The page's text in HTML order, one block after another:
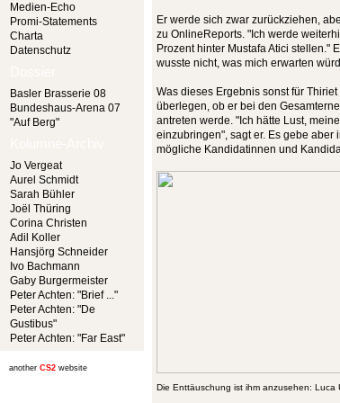
Medien-Echo
Promi-Statements
Charta
Datenschutz
Basler Brasserie 08
Bundeshaus-Arena 07
"Auf Berg"
Jo Vergeat
Aurel Schmidt
Sarah Bühler
Joël Thüring
Corina Christen
Adil Koller
Hansjörg Schneider
Ivo Bachmann
Gaby Burgermeister
Peter Achten: "Brief ..."
Peter Achten: "De
Gustibus"
Peter Achten: "Far East"
another CS2 website
Er werde sich zwar zurückziehen,
zu OnlineReports. "Ich werde
Prozent hinter Mustafa Atici stellen."
wusste nicht, was mich erwarten
Was dieses Ergebnis sonst für
überlegen, ob er bei den
antreten werde. "Ich hätte Lust,
einzubringen", sagt er. Es gebe
mögliche Kandidatinnen und
Die Enttäuschung ist ihm anzusehen: Luca